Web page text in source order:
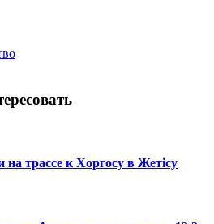
трассе к Хоргосу в Жетісу